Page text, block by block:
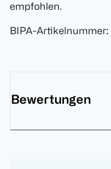
empfohlen.
BIPA-Artikelnummer:
Bewertungen